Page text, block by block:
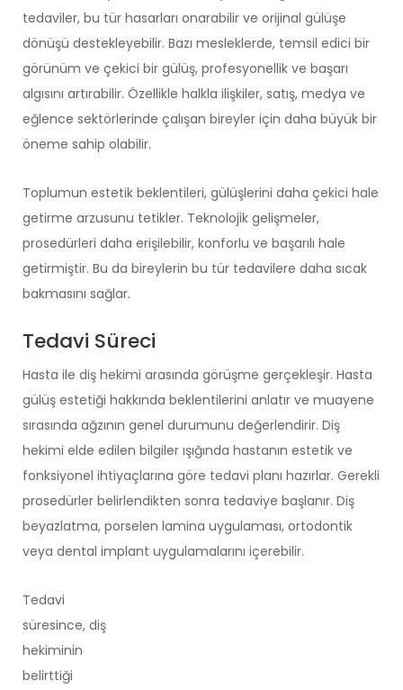
tedaviler, bu tür hasarları onarabilir ve orijinal gülüşe
dönüşü destekleyebilir. Bazı mesleklerde, temsil edici bir
görünüm ve çekici bir gülüş, profesyonellik ve başarı
algısını artırabilir. Özellikle halkla ilişkiler, satış, medya ve
eğlence sektörlerinde çalışan bireyler için daha büyük bir
öneme sahip olabilir.
Toplumun estetik beklentileri, gülüşlerini daha çekici hale
getirme arzusunu tetikler. Teknolojik gelişmeler,
prosedürleri daha erişilebilir, konforlu ve başarılı hale
getirmiştir. Bu da bireylerin bu tür tedavilere daha sıcak
bakmasını sağlar.
Tedavi Süreci
Hasta ile diş hekimi arasında görüşme gerçekleşir. Hasta
gülüş estetiği hakkında beklentilerini anlatır ve muayene
sırasında ağzının genel durumunu değerlendirir. Diş
hekimi elde edilen bilgiler ışığında hastanın estetik ve
fonksiyonel ihtiyaçlarına göre tedavi planı hazırlar. Gerekli
prosedürler belirlendikten sonra tedaviye başlanır. Diş
beyazlatma, porselen lamina uygulaması, ortodontik
veya dental implant uygulamalarını içerebilir.
Tedavi
süresince, diş
hekiminin
belirttiği